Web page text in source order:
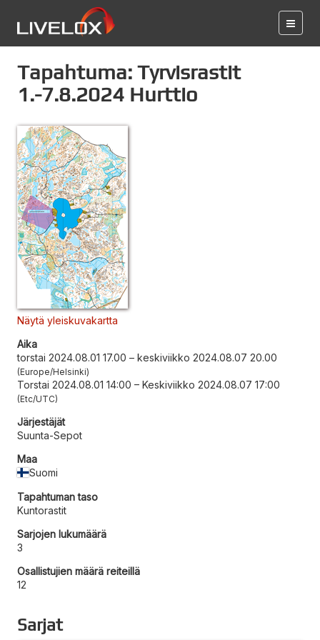
Tapahtuma: Tyrvisrastit
1.-7.8.2024 Hurttio
Näytä yleiskuvakartta
Aika
torstai 2024.08.01 17.00 – keskiviikko 2024.08.07 20.00
Europe/Helsinki
Torstai 2024.08.01 14:00 – Keskiviikko 2024.08.07 17:00
Etc/UTC
Järjestäjät
Suunta-Sepot
Maa
Suomi
Tapahtuman taso
Kuntorastit
Sarjojen lukumäärä
3
Osallistujien määrä reiteillä
12
Sarjat